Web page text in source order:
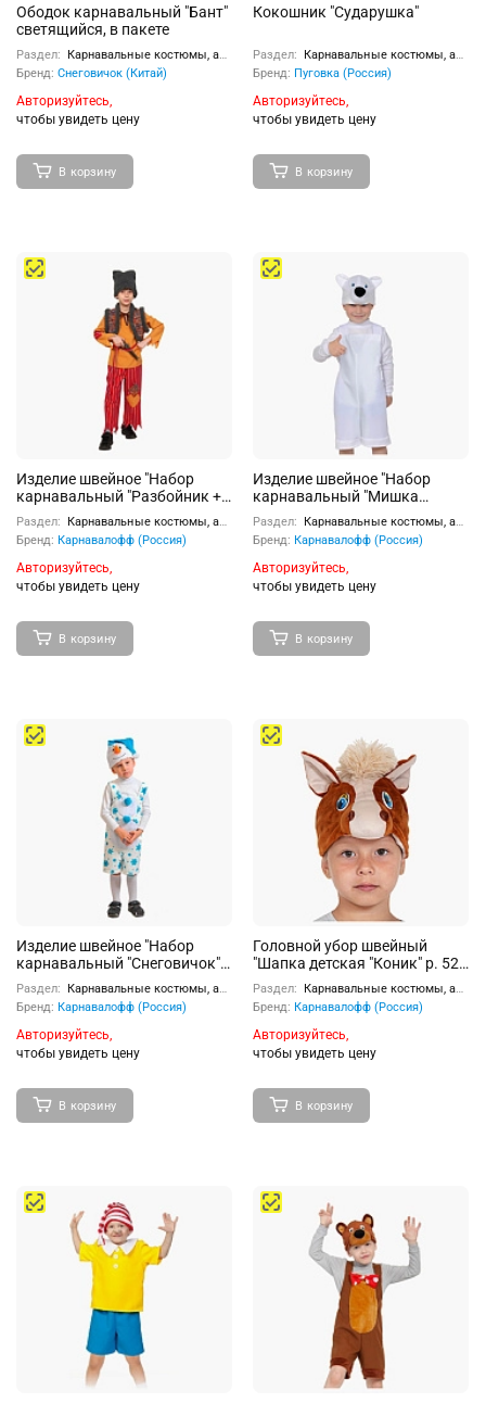
Ободок карнавальный "Бант"
светящийся, в пакете
Раздел:
Карнавальные костюмы, аксессуары
Бренд: Снеговичок (Китай)
Авторизуйтесь,
чтобы увидеть цену
В корзину
Кокошник "Сударушка"
Раздел:
Карнавальные костюмы, аксессуары
Бренд: Пуговка (Россия)
Авторизуйтесь,
чтобы увидеть цену
В корзину
Изделие швейное "Набор
карнавальный "Разбойник +
мушкет" дет. р-р М (рост 128-
134)
Раздел:
Карнавальные костюмы, аксессуары
Бренд: Карнавалофф (Россия)
Авторизуйтесь,
чтобы увидеть цену
В корзину
Изделие швейное "Набор
карнавальный "Мишка
полярный" ткань-плюш (3-6
лет, рост 98-116 см)
Раздел:
Карнавальные костюмы, аксессуары
Бренд: Карнавалофф (Россия)
Авторизуйтесь,
чтобы увидеть цену
В корзину
Изделие швейное "Набор
карнавальный "Снеговичок"
ткань-плюш (3-6 лет, рост 98-
116 см)
Раздел:
Карнавальные костюмы, аксессуары
Бренд: Карнавалофф (Россия)
Авторизуйтесь,
чтобы увидеть цену
В корзину
Головной убор швейный
"Шапка детская "Коник" р. 52-
54
Раздел:
Карнавальные костюмы, аксессуары
Бренд: Карнавалофф (Россия)
Авторизуйтесь,
чтобы увидеть цену
В корзину